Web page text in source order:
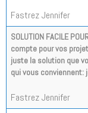
Fastrez Jennifer
SOLUTION FACILE
compte pour vos
juste la solution que
qui vous
Fastrez Jennifer